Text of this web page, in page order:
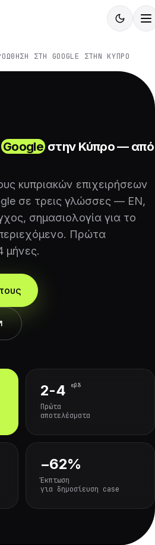
ΣΤΗ GOOGLE ΣΤΗΝ ΚΎΠΡΟ
Googleστην Κύπρο — από
κυπριακών επιχειρήσεων
σε τρεις γλώσσες — EN,
σημασιολογία για το
Πρώτα
μήνες.
2-4 εβδ
Πρώτα
αποτελέσματα
−62%
Έκπτωση
για δημοσίευση case